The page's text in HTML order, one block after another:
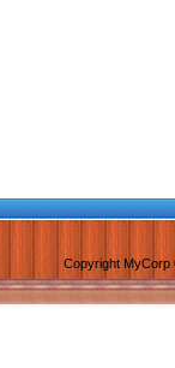
Copyright MyCorp